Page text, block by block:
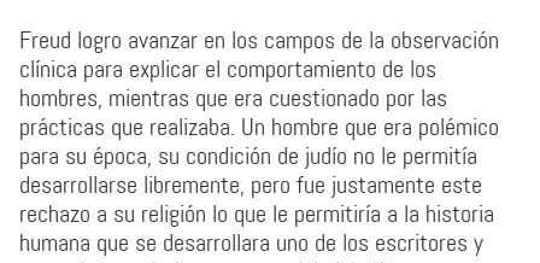
Freud logro avanzar en los campos de la observación
clínica para explicar el comportamiento de los
hombres, mientras que era cuestionado por las
prácticas que realizaba. Un hombre que era polémico
para su época, su condición de judío no le permitía
desarrollarse libremente, pero fue justamente este
rechazo a su religión lo que le permitiría a la historia
humana que se desarrollara uno de los escritores y